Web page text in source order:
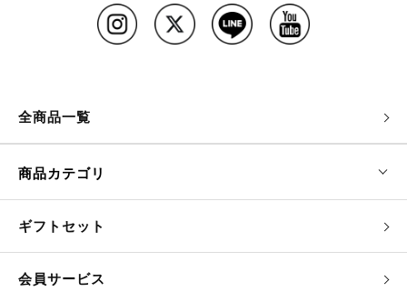
全商品一覧
商品カテゴリ
ギフトセット
会員サービス